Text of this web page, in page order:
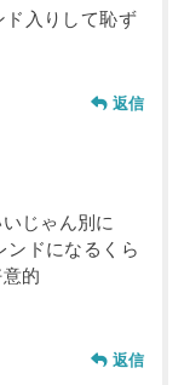
ド入りして恥ず
返信
じゃん別に
ンドになるくら
的
返信